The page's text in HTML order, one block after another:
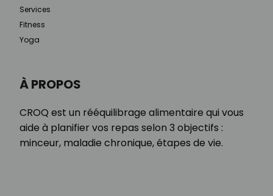
À PROPOS
CROQ est un rééquilibrage alimentaire qui vous
aide à planifier vos repas selon 3 objectifs :
minceur, maladie chronique, étapes de vie.
Services
Fitness
Yoga